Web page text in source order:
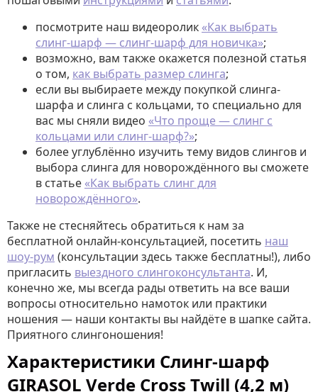
посмотрите наш видеоролик «Как выбрать
слинг-шарф — слинг-шарф для новичка»;
возможно, вам также окажется полезной статья
о том, как выбрать размер слинга;
если вы выбираете между покупкой слинга-
шарфа и слинга с кольцами, то специально для
вас мы сняли видео «Что проще — слинг с
кольцами или слинг-шарф?»;
более углублённо изучить тему видов слингов и
выбора слинга для новорождённого вы сможете
в статье «Как выбрать слинг для
новорождённого».
Также не стесняйтесь обратиться к нам за
бесплатной онлайн-консультацией, посетить наш
шоу-рум (консультации здесь также бесплатны!), либо
пригласить выездного слингоконсультанта. И,
конечно же, мы всегда рады ответить на все ваши
вопросы относительно намоток или практики
ношения — наши контакты вы найдёте в шапке сайта.
Приятного слингоношения!
Характеристики Слинг-шарф
GIRASOL Verde Cross Twill (4,2 м)